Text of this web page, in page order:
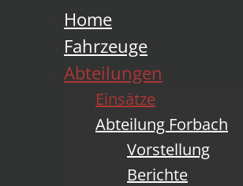
Home
Fahrzeuge
Abteilungen
Einsätze
Abteilung Forbach
Vorstellung
Berichte